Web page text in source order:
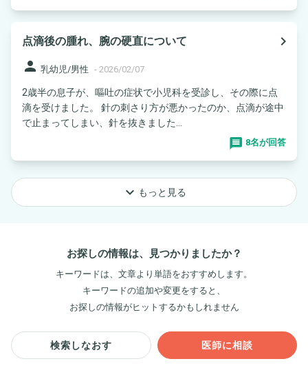
点滴後の腫れ、腕の硬直について
navigate_next
person 乳幼児/男性 - 2026/02/07
2歳半の息子が、嘔吐の症状で小児科を受診し、その際に点
滴を受けました。 針の刺さり方が悪かったのか、点滴が途中
で止まってしまい、針を抜きました...
8名が回答
keyboard_arrow_down もっと見る
お探しの情報は、見つかりましたか？
キーワードは、文章より単語をおすすめします。
キーワードの追加や変更をすると、
お探しの情報がヒットするかもしれません
検索しなおす 医師に相談